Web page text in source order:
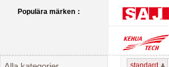
Populära märken：
SAJ
standard